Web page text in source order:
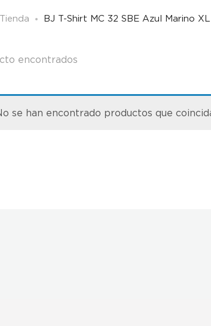
Tienda BJ T-Shirt MC 32 SBE Azul Marino XL
encontrados
se han encontrado productos que